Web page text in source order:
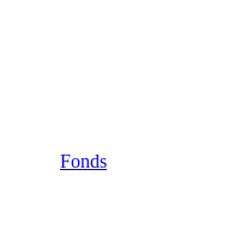
Fonds